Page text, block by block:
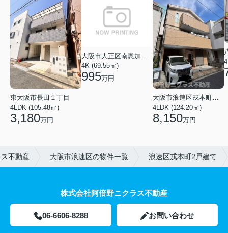
東大阪市長田１丁目
4LDK (105.48㎡)
3,180万円
大阪市大正区南恩加島６丁目
4K (69.55㎡)
995万円
4LDK (124.20㎡)
8,150万円
不動産 大阪市浪速区の物件一覧 浪速区戎本町2戸建て
株式会社阿倍野ニクラス不動産
06-6606-8288 お問い合わせ